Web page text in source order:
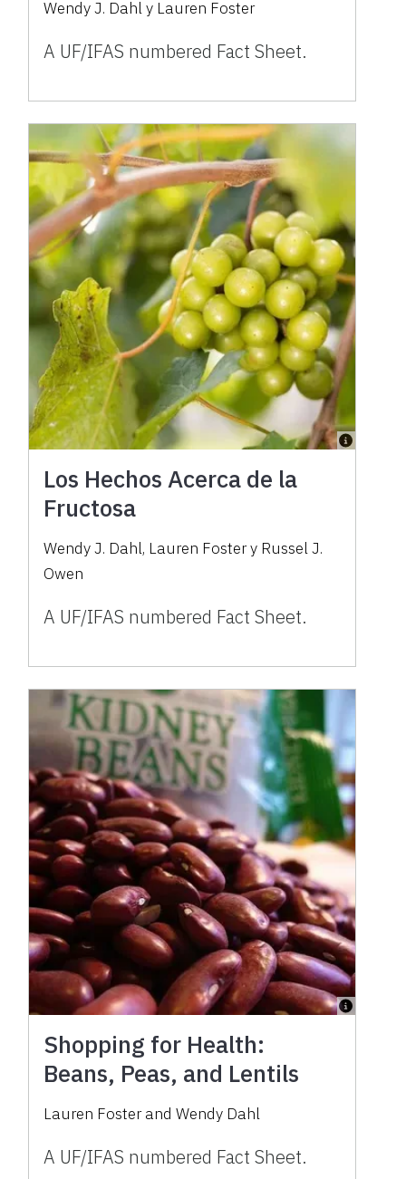
Wendy J. Dahl y Lauren Foster
A UF/IFAS numbered Fact Sheet.
Los Hechos Acerca de la
Fructosa
Wendy J. Dahl, Lauren Foster y Russel J.
Owen
A UF/IFAS numbered Fact Sheet.
Shopping for Health:
Beans, Peas, and Lentils
Lauren Foster and Wendy Dahl
A UF/IFAS numbered Fact Sheet.